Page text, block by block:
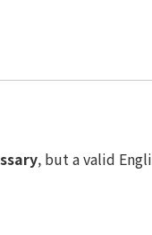
, but a valid